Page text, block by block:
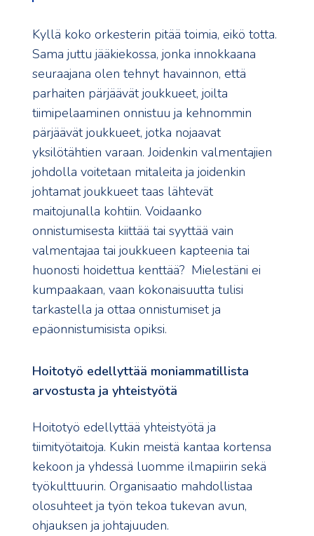
Kyllä koko orkesterin pitää toimia, eikö totta.
Sama juttu jääkiekossa, jonka innokkaana
seuraajana olen tehnyt havainnon, että
parhaiten pärjäävät joukkueet, joilta
tiimipelaaminen onnistuu ja kehnommin
pärjäävät joukkueet, jotka nojaavat
yksilötähtien varaan. Joidenkin valmentajien
johdolla voitetaan mitaleita ja joidenkin
johtamat joukkueet taas lähtevät
maitojunalla kohtiin. Voidaanko
onnistumisesta kiittää tai syyttää vain
valmentajaa tai joukkueen kapteenia tai
huonosti hoidettua kenttää? Mielestäni ei
kumpaakaan, vaan kokonaisuutta tulisi
tarkastella ja ottaa onnistumiset ja
epäonnistumisista opiksi.
Hoitotyö edellyttää moniammatillista
arvostusta ja yhteistyötä
Hoitotyö edellyttää yhteistyötä ja
tiimityötaitoja. Kukin meistä kantaa kortensa
kekoon ja yhdessä luomme ilmapiirin sekä
työkulttuurin. Organisaatio mahdollistaa
olosuhteet ja työn tekoa tukevan avun,
ohjauksen ja johtajuuden.